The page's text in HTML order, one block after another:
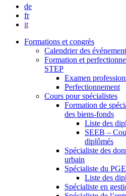
de
fr
it
Formations et congrès
Calendrier des
Formation et
STEP
Examen
Perfectionnement
Cours pour spécialistes
Formation de
des biens-fonds
Liste des
SEEB –
diplômés
Spécialiste des
urbain
Spécialiste du
Liste des
Spécialiste en